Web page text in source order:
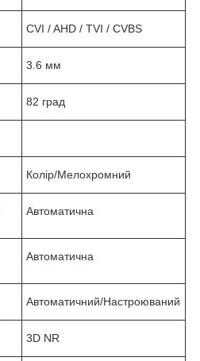
CVI / AHD / TVI / CVBS
3.6 мм
82 град
Колір/Мелохромний
Автоматична
Автоматична
Автоматичний/Настроюваний
3D NR